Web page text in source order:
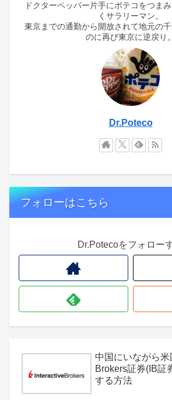
ドクターペッパー片手にポテコをつま
くサラリーマン。
東京までの通勤から開放されて地元の
のに再び東京に逆戻り。
Dr.Poteco
フォローはこちら
Dr.Potecoをフォロー
中国にいながら
Brokers証券(IB証
する方法